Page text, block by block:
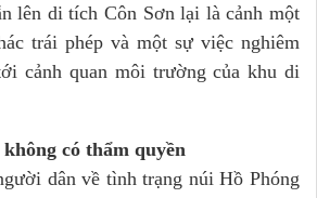
lên di tích Côn Sơn lại là cảnh một
trái phép và một sự việc nghiêm
cảnh quan môi trường của khu di
có thẩm quyền
dân về tình trạng núi Hồ Phóng